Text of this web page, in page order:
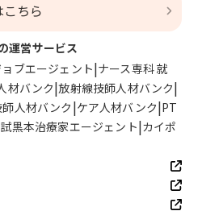
ちら
運営サービス
ブエージェント ナース専科 就
材バンク 放射線技師人材バンク
人材バンク ケア人材バンク PT
黒本治療家エージェント カイポ